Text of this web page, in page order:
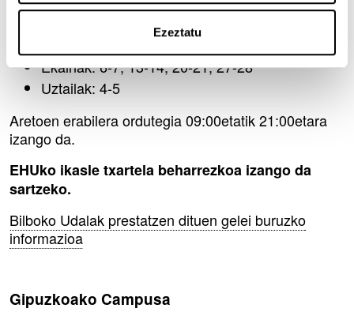
Ezeztatu
honako egun hauetan:
Ekainak: 6-7, 13-14, 20-21, 27-28
Uztailak: 4-5
Aretoen erabilera ordutegia 09:00etatik 21:00etara
izango da.
EHUko ikasle txartela beharrezkoa izango da
sartzeko.
Bilboko Udalak prestatzen dituen gelei buruzko
informazioa
Gipuzkoako Campusa